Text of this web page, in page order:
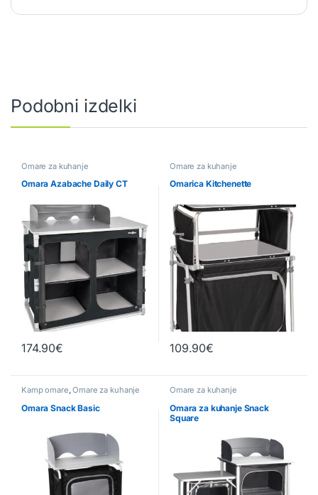
Podobni izdelki
Omare za kuhanje
Omara Azabache Daily CT
174.90€
Omare za kuhanje
Omarica Kitchenette
109.90€
Kamp omare,Omare za kuhanje
Omara Snack Basic
Omare za kuhanje
Omara za kuhanje Snack
Square